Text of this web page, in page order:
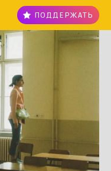
ПОДДЕРЖАТЬ